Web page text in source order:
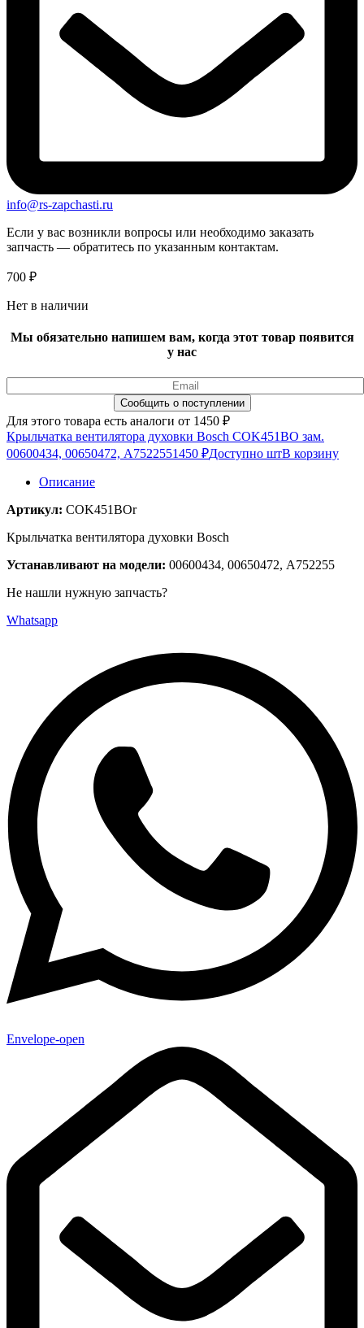
info@rs-zapchasti.ru
Если у вас возникли вопросы или необходимо заказать
запчасть — обратитесь по указанным контактам.
700 ₽
Нет в наличии
Мы обязательно напишем вам, когда этот товар появится
у нас
Для этого товара есть аналоги от 1450 ₽
Крыльчатка вентилятора духовки Bosch COK451BO зам.
00600434, 00650472, A7522551450 ₽Доступно штВ корзину
Описание
Артикул: COK451BOr
Крыльчатка вентилятора духовки Bosch
Устанавливают на модели: 00600434, 00650472, A752255
Не нашли нужную запчасть?
Whatsapp
Envelope-open